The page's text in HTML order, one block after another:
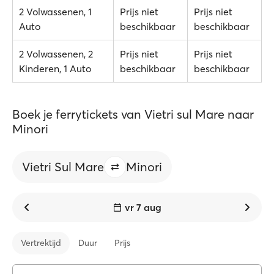
2 Volwassenen, 1
Auto
Prijs niet
beschikbaar
Prijs niet
beschikbaar
2 Volwassenen, 2
Kinderen, 1 Auto
Prijs niet
beschikbaar
Prijs niet
beschikbaar
Boek je ferrytickets van Vietri sul Mare naar
Minori
Vietri Sul Mare Minori
vr 7 aug
Vertrektijd Duur Prijs